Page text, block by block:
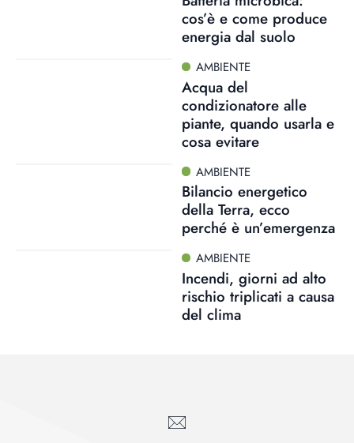
cos’è e come produce
energia dal suolo
AMBIENTE
Acqua del
condizionatore alle
piante, quando usarla e
cosa evitare
AMBIENTE
Bilancio energetico
della Terra, ecco
perché è un’emergenza
AMBIENTE
Incendi, giorni ad alto
rischio triplicati a causa
del clima